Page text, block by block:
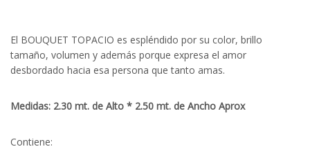
El BOUQUET TOPACIO es espléndido por su color, brillo
tamaño, volumen y además porque expresa el amor
desbordado hacia esa persona que tanto amas.
Medidas: 2.30 mt. de Alto * 2.50 mt. de Ancho Aprox
Contiene: